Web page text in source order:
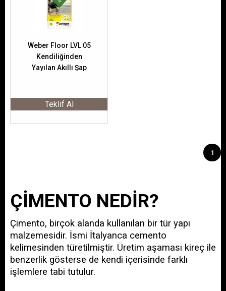
Weber Floor LVL 05
Kendiliğinden
Yayılan Akıllı Şap
Teklif Al
1
ÇİMENTO NEDİR?
Çimento, birçok alanda kullanılan bir tür yapı
malzemesidir. İsmi İtalyanca cemento
kelimesinden türetilmiştir. Üretim aşaması kireç ile
benzerlik gösterse de kendi içerisinde farklı
işlemlere tabi tutulur.